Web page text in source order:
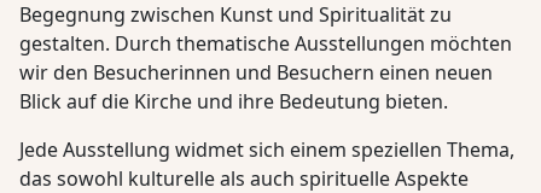
Begegnung zwischen Kunst und Spiritualität zu
gestalten. Durch thematische Ausstellungen möchten
wir den Besucherinnen und Besuchern einen neuen
Blick auf die Kirche und ihre Bedeutung bieten.
Jede Ausstellung widmet sich einem speziellen Thema,
das sowohl kulturelle als auch spirituelle Aspekte